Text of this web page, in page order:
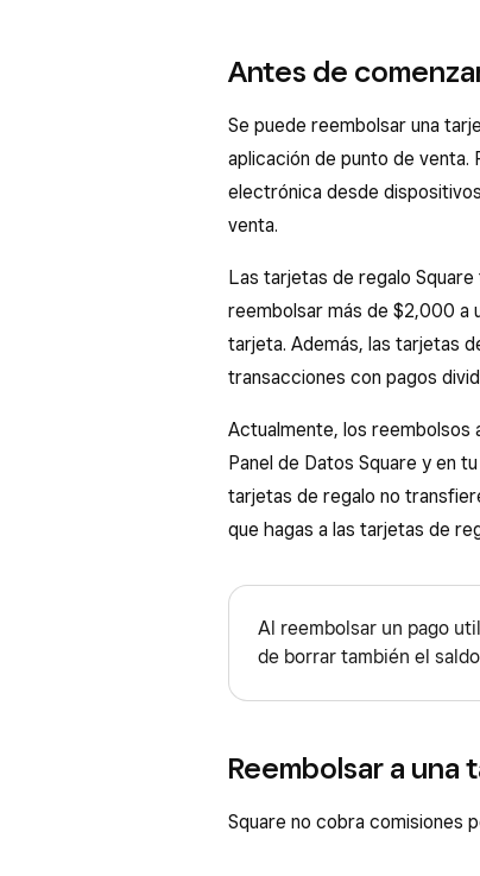
Antes de
Se puede reembolsar una
aplicación de punto de venta.
electrónica desde
venta.
Las tarjetas de regalo
reembolsar más de $2,000 a
tarjeta. Además, las tarjetas
transacciones con pagos
Actualmente, los reembolsos
Panel de Datos Square y en
tarjetas de regalo no
que hagas a las tarjetas de
Al reembolsar un pago
de borrar también el
Reembolsar a
Square no cobra comisiones